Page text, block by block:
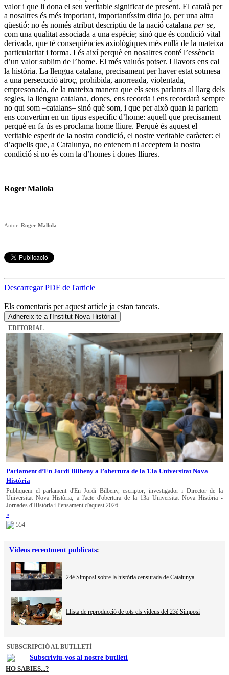
valor i que li dona el seu veritable significat de present. El català per
a nosaltres és més important, importantíssim diria jo, per una altra
qüestió: no és només atribut descriptiu de la nació catalana per se,
com una qualitat associada a una espècie; sinó que és condició vital
derivada, que té conseqüències axiològiques més enllà de la mateixa
particularitat i forma. I és així perquè en nosaltres conté l’essència
d’un valor sublim de l’home. El més valuós potser. I llavors ens cal
la història. La llengua catalana, precisament per haver estat sotmesa
a una persecució atroç, prohibida, anorreada, violentada,
empresonada, de la mateixa manera que els seus parlants al llarg dels
segles, la llengua catalana, doncs, ens recorda i ens recordarà sempre
no qui som –catalans– sinó què som, i que per això quan la parlem
ens convertim en un tipus específic d’home: aquell que precisament
perquè en fa ús es proclama home lliure. Perquè és aquest el
veritable esperit de la nostra condició, el nostre veritable caràcter: el
d’aquells que, a Catalunya, no entenem ni acceptem la nostra
condició si no és com la d’homes i dones lliures.
Roger Mallola
Autor: Roger Mallola
Descarregar PDF de l'article
Els comentaris per aquest article ja estan tancats.
Adhereix-te a l'Institut Nova Història!
EDITORIAL
Parlament d’En Jordi Bilbeny a l’obertura de la 13a Universitat Nova
Història
Publiquem el parlament d'En Jordi Bilbeny, escriptor, investigador i Director de la
Universitat Nova Història; a l'acte d'obertura de la 13a Universitat Nova Història -
Jornades d'Història i Pensament d'aquest 2026.
»
554
Vídeos recentment publicats:
24è Simposi sobre la història censurada de Catalunya
Llista de reproducció de tots els videus del 23è Simposi
SUBSCRIPCIÓ AL BUTLLETÍ
Subscriviu-vos al nostre butlletí
HO SABIES...?